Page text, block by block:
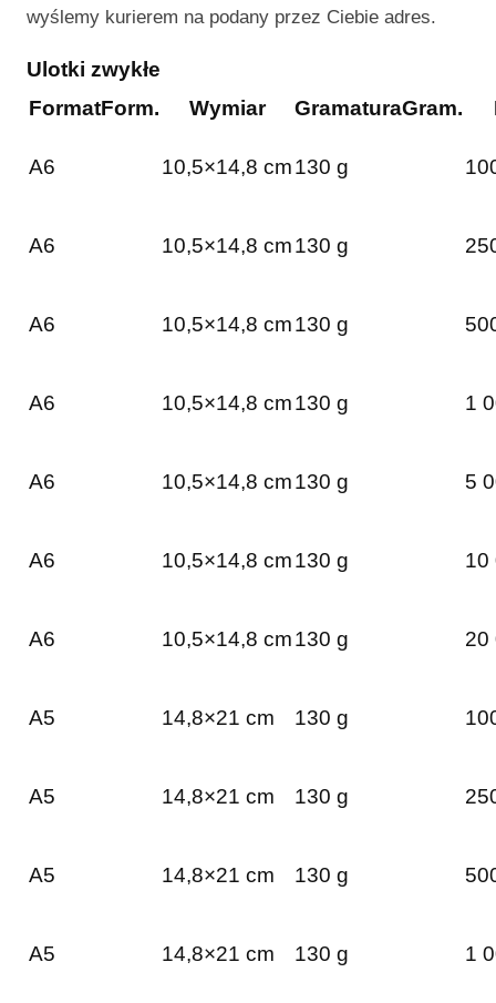
wyślemy kurierem na podany przez Ciebie adres.
Ulotki zwykłe
FormatForm. Wymiar GramaturaGram.
A6 10,5×14,8 cm130 g
A6 10,5×14,8 cm130 g
A6 10,5×14,8 cm130 g
A6 10,5×14,8 cm130 g 1
A6 10,5×14,8 cm130 g 5
A6 10,5×14,8 cm130 g 10
A6 10,5×14,8 cm130 g 20
A5 14,8×21 cm 130 g
A5 14,8×21 cm 130 g
A5 14,8×21 cm 130 g
A5 14,8×21 cm 130 g 1